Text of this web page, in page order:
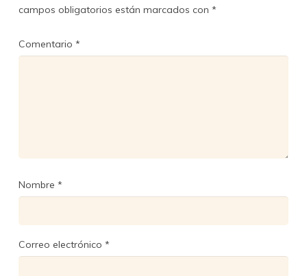
campos obligatorios están marcados con *
Comentario *
Nombre *
Correo electrónico *